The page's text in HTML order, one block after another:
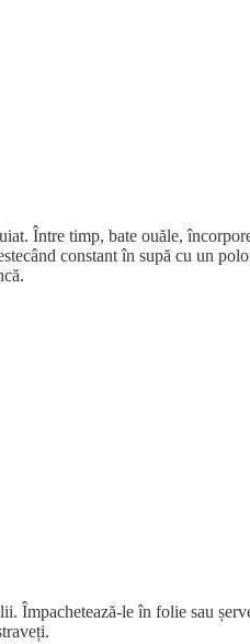
Între timp, bate ouăle,
constant în supă cu un
Împachetează-le în folie sau